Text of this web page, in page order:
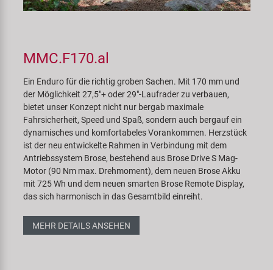
MMC.F170.al
Ein Enduro für die richtig groben Sachen. Mit 170 mm und
der Möglichkeit 27,5"+ oder 29"-Laufrader zu verbauen,
bietet unser Konzept nicht nur bergab maximale
Fahrsicherheit, Speed und Spaß, sondern auch bergauf ein
dynamisches und komfortabeles Vorankommen. Herzstück
ist der neu entwickelte Rahmen in Verbindung mit dem
Antriebssystem Brose, bestehend aus Brose Drive S Mag-
Motor (90 Nm max. Drehmoment), dem neuen Brose Akku
mit 725 Wh und dem neuen smarten Brose Remote Display,
das sich harmonisch in das Gesamtbild einreiht.
MEHR DETAILS ANSEHEN